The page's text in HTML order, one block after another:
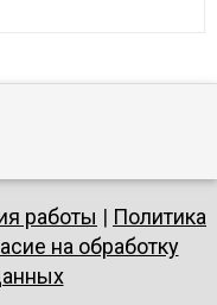
работы | Политика
на обработку